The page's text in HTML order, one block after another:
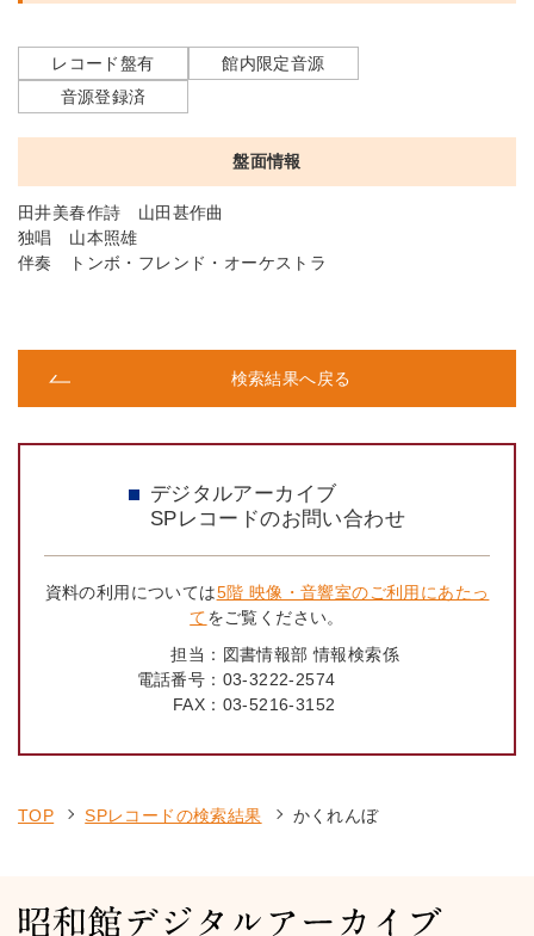
盤面情報
田井美春作詩 山田甚作曲
独唱 山本照雄
伴奏 トンボ・フレンド・オーケストラ
レコード盤有
館内限定音源
音源登録済
検索結果へ戻る
デジタルアーカイブ
SPレコードのお問い合わせ
資料の利用については5階 映像・音響室のご利用にあたっ
てをご覧ください。
担当： 図書情報部 情報検索係
電話番号： 03-3222-2574
FAX： 03-5216-3152
TOP SPレコードの検索結果 かくれんぼ